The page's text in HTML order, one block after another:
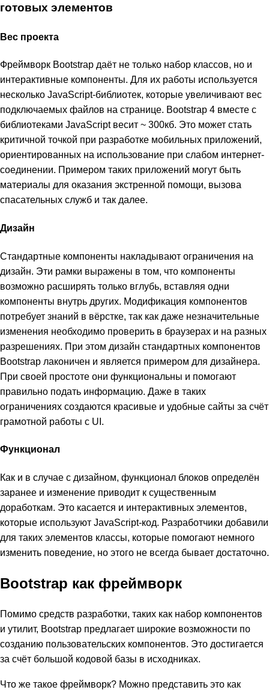
готовых элементов
Вес проекта
Фреймворк Bootstrap даёт не только набор классов, но и
интерактивные компоненты. Для их работы используется
несколько JavaScript-библиотек, которые увеличивают вес
подключаемых файлов на странице. Bootstrap 4 вместе с
библиотеками JavaScript весит ~ 300кб. Это может стать
критичной точкой при разработке мобильных приложений,
ориентированных на использование при слабом интернет-
соединении. Примером таких приложений могут быть
материалы для оказания экстренной помощи, вызова
спасательных служб и так далее.
Дизайн
Стандартные компоненты накладывают ограничения на
дизайн. Эти рамки выражены в том, что компоненты
возможно расширять только вглубь, вставляя одни
компоненты внутрь других. Модификация компонентов
потребует знаний в вёрстке, так как даже незначительные
изменения необходимо проверить в браузерах и на разных
разрешениях. При этом дизайн стандартных компонентов
Bootstrap лаконичен и является примером для дизайнера.
При своей простоте они функциональны и помогают
правильно подать информацию. Даже в таких
ограничениях создаются красивые и удобные сайты за счёт
грамотной работы с UI.
Функционал
Как и в случае с дизайном, функционал блоков определён
заранее и изменение приводит к существенным
доработкам. Это касается и интерактивных элементов,
которые используют JavaScript-код. Разработчики добавили
для таких элементов классы, которые помогают немного
изменить поведение, но этого не всегда бывает достаточно.
Bootstrap как фреймворк
Помимо средств разработки, таких как набор компонентов
и утилит, Bootstrap предлагает широкие возможности по
созданию пользовательских компонентов. Это достигается
за счёт большой кодовой базы в исходниках.
Что же такое фреймворк? Можно представить это как